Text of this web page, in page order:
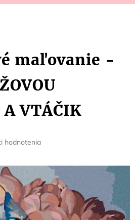
maľovanie -
VTÁČIK
hodnotenia